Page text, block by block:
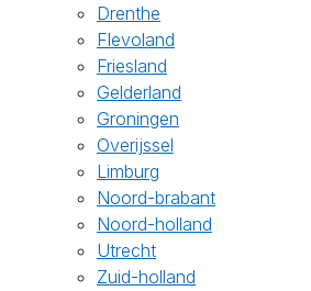
Drenthe
Flevoland
Friesland
Gelderland
Groningen
Overijssel
Limburg
Noord-brabant
Noord-holland
Utrecht
Zuid-holland